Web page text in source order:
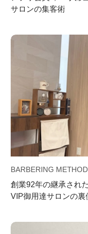
サロンの集客術
BARBERING
創業92年の継承され
VIP御用達サロンの裏